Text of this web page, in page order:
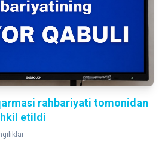
rahbariyati tomonidan
etildi